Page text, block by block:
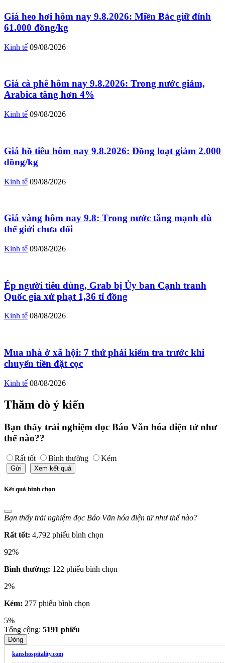
Giá heo hơi hôm nay 9.8.2026: Miền Bắc giữ đỉnh
61.000 đồng/kg
Kinh tế 09/08/2026
Giá cà phê hôm nay 9.8.2026: Trong nước giảm,
Arabica tăng hơn 4%
Kinh tế 09/08/2026
Giá hồ tiêu hôm nay 9.8.2026: Đồng loạt giảm 2.000
đồng/kg
Kinh tế 09/08/2026
Giá vàng hôm nay 9.8: Trong nước tăng mạnh dù
thế giới chưa đổi
Kinh tế 09/08/2026
Ép người tiêu dùng, Grab bị Ủy ban Cạnh tranh
Quốc gia xử phạt 1,36 tỉ đồng
Kinh tế 08/08/2026
Mua nhà ở xã hội: 7 thứ phải kiểm tra trước khi
chuyển tiền đặt cọc
Kinh tế 08/08/2026
Thăm dò ý kiến
Bạn thấy trải nghiệm đọc Báo Văn hóa điện tử như
thế nào??
Rất tốt Bình thường Kém
Gửi Xem kết quả
Kết quả bình chọn
Bạn thấy trải nghiệm đọc Báo Văn hóa điện tử như thế nào?
Rất tốt: 4,792 phiếu bình chọn
92%
Bình thường: 122 phiếu bình chọn
2%
Kém: 277 phiếu bình chọn
5%
Tổng cộng: 5191 phiếu
Đóng
kanshospitality.com